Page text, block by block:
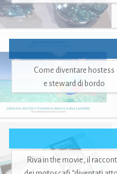
Come diventare hostess
e steward di bordo
Riva in the movie, il